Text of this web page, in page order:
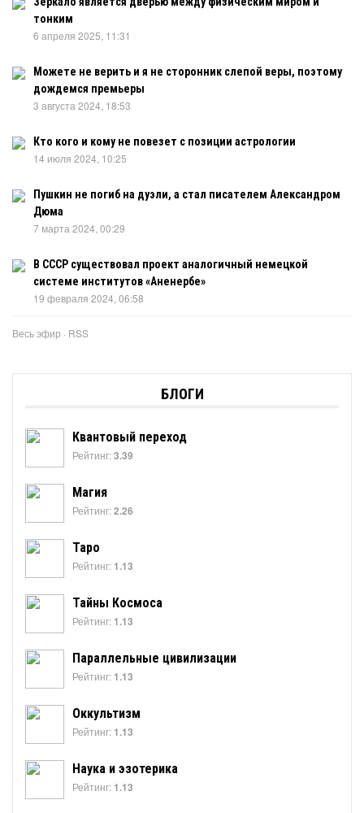
тонким
6 апреля 2025, 11:31
Можете не верить и я не сторонник слепой веры, поэтому
дождемся премьеры
3 августа 2024, 18:53
Кто кого и кому не повезет с позиции астрологии
14 июля 2024, 10:25
Пушкин не погиб на дуэли, а стал писателем Александром
Дюма
7 марта 2024, 00:29
В СССР существовал проект аналогичный немецкой
системе институтов «Аненербе»
19 февраля 2024, 06:58
Весь эфир · RSS
БЛОГИ
Квантовый переход
Рейтинг:3.39
Магия
Рейтинг:2.26
Таро
Рейтинг: 1.13
Тайны Космоса
Рейтинг: 1.13
Параллельные цивилизации
Рейтинг: 1.13
Оккультизм
Рейтинг: 1.13
Наука и эзотерика
Рейтинг: 1.13